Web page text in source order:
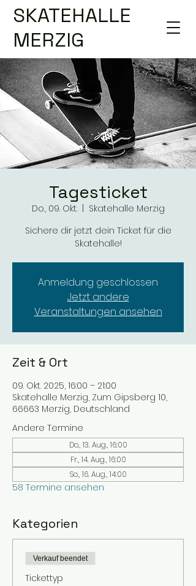
SKATEHALLE
MERZIG
Tagesticket
Do., 09. Okt.
  |
Skatehalle Merzig
Sichere dir jetzt dein Ticket für die
Skatehalle!
Anmeldung geschlossen
Jetzt andere
Veranstaltungen ansehen
Zeit & Ort
09. Okt. 2025, 16:00 – 21:00
Skatehalle Merzig, Zum Gipsberg 10,
66663 Merzig, Deutschland
Andere Termine
Do., 13. Aug., 16:00
Fr., 14. Aug., 16:00
So., 16. Aug., 14:00
58 Termine ansehen
Kategorien
Verkauf beendet
Tickettyp